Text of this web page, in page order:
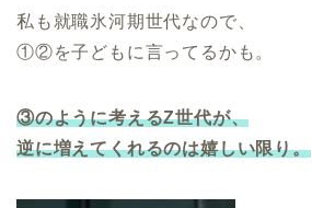
私も就職氷河期世代なので、
①②を子どもに言ってるかも。
③のように考えるZ世代が、
逆に増えてくれるのは嬉しい限り。